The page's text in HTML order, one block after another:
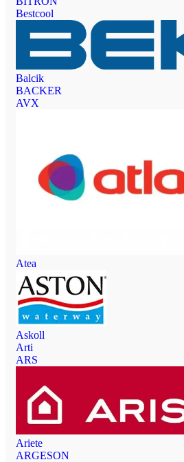
Bestcool
Balcik
BACKER
AVX
Atea
Askoll
Arti
ARS
Ariete
ARGESON